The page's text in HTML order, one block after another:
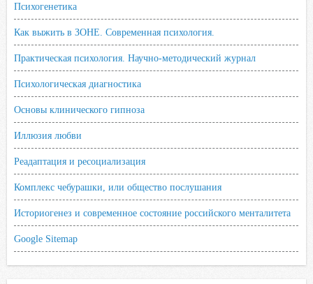
Психогенетика
Как выжить в ЗОНЕ. Современная психология.
Практическая психология. Научно-методический журнал
Психологическая диагностика
Основы клинического гипноза
Иллюзия любви
Реадаптация и ресоциализация
Комплекс чебурашки, или общество послушания
Историогенез и современное состояние российского менталитета
Google Sitemap